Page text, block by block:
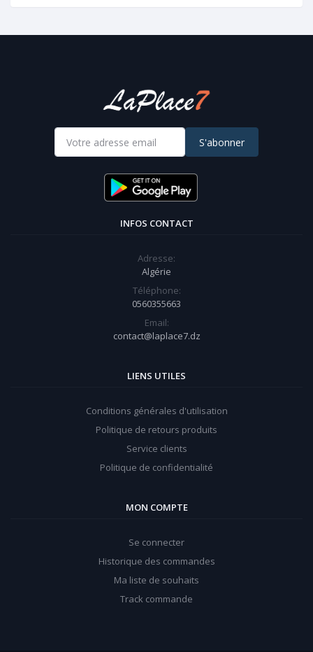
S'abonner
INFOS CONTACT
Adresse:
Algérie
Téléphone:
0560355663
Email:
contact@laplace7.dz
LIENS UTILES
Conditions générales d'utilisation
Politique de retours produits
Service clients
Politique de confidentialité
MON COMPTE
Se connecter
Historique des commandes
Ma liste de souhaits
Track commande